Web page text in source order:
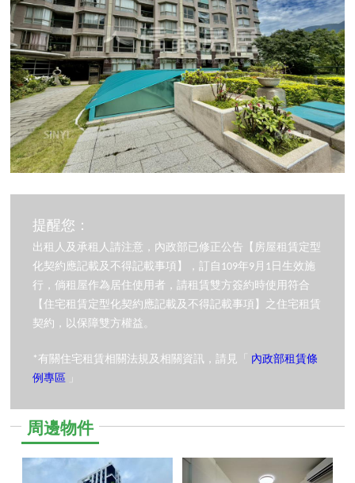
提醒您：
出租人及承租人請注意，內政部已修正公告【房屋租賃定型
化契約應記載及不得記載事項】，訂自109年9月1日生效施
行，倘租屋作為居住使用者，請租賃雙方簽約時使用符合
【住宅租賃定型化契約應記載及不得記載事項】之住宅租賃
契約，以保障雙方權益。
*有關住宅租賃相關法規及相關資訊，請見「 內政部租賃條
例專區 」
周邊物件